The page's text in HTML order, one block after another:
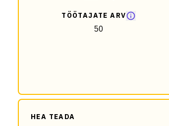
TÖÖTAJATE ARV
50
HEA TEADA